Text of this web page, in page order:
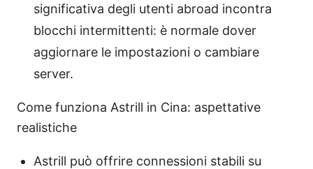
significativa degli utenti abroad incontra
blocchi intermittenti: è normale dover
aggiornare le impostazioni o cambiare
server.
Come funziona Astrill in Cina: aspettative
realistiche
Astrill può offrire connessioni stabili su